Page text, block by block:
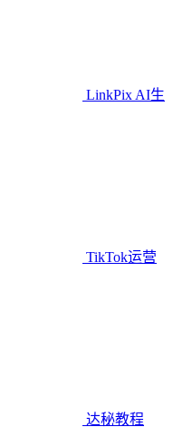
LinkPix AI生
TikTok运营
达秘教程